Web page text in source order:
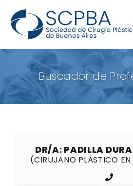
Buscador de
DR/A: PADILLA
(CIRUJANO PLÁSTICO